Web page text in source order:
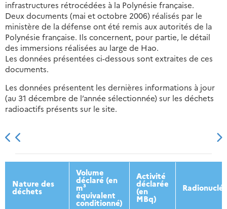
infrastructures rétrocédées à la Polynésie française.
Deux documents (mai et octobre 2006) réalisés par le
ministère de la défense ont été remis aux autorités de la
Polynésie française. Ils concernent, pour partie, le détail
des immersions réalisées au large de Hao.
Les données présentées ci-dessous sont extraites de ces
documents.
Les données présentent les dernières informations à jour
(au 31 décembre de l’année sélectionnée) sur les déchets
radioactifs présents sur le site.
2013 2014 2015 2016
Nature des
déchets
Volume
déclaré (en
m³
équivalent
conditionné)
Activité
déclarée
(en
MBq)